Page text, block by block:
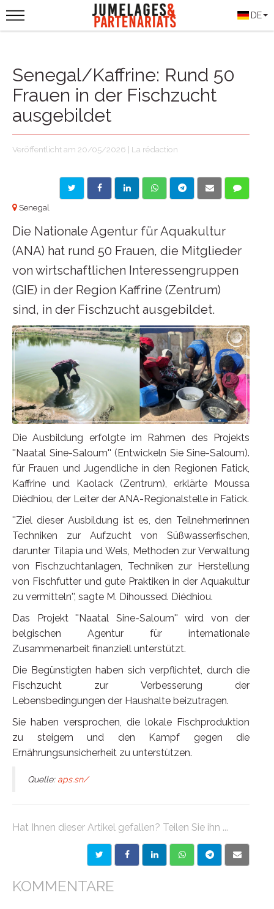
DE
Senegal/Kaffrine: Rund 50
Frauen in der Fischzucht
ausgebildet
Veröffentlicht am 20/05/2026 | La rédaction
Senegal
Die Nationale Agentur für Aquakultur
(ANA) hat rund 50 Frauen, die Mitglieder
von wirtschaftlichen Interessengruppen
(GIE) in der Region Kaffrine (Zentrum)
sind, in der Fischzucht ausgebildet.
Die Ausbildung erfolgte im Rahmen des Projekts
''Naatal Sine-Saloum'' (Entwickeln Sie Sine-Saloum).
für Frauen und Jugendliche in den Regionen Fatick,
Kaffrine und Kaolack (Zentrum), erklärte Moussa
Diédhiou, der Leiter der ANA-Regionalstelle in Fatick.
''Ziel dieser Ausbildung ist es, den Teilnehmerinnen
Techniken zur Aufzucht von Süßwasserfischen,
darunter Tilapia und Wels, Methoden zur Verwaltung
von Fischzuchtanlagen, Techniken zur Herstellung
von Fischfutter und gute Praktiken in der Aquakultur
zu vermitteln'', sagte M. Dihoussed. Diédhiou.
Das Projekt ''Naatal Sine-Saloum'' wird von der
belgischen Agentur für internationale
Zusammenarbeit finanziell unterstützt.
Die Begünstigten haben sich verpflichtet, durch die
Fischzucht zur Verbesserung der
Lebensbedingungen der Haushalte beizutragen.
Sie haben versprochen, die lokale Fischproduktion
zu steigern und den Kampf gegen die
Ernährungsunsicherheit zu unterstützen.
Quelle: aps.sn/
Hat Ihnen dieser Artikel gefallen? Teilen Sie ihn ...
KOMMENTARE